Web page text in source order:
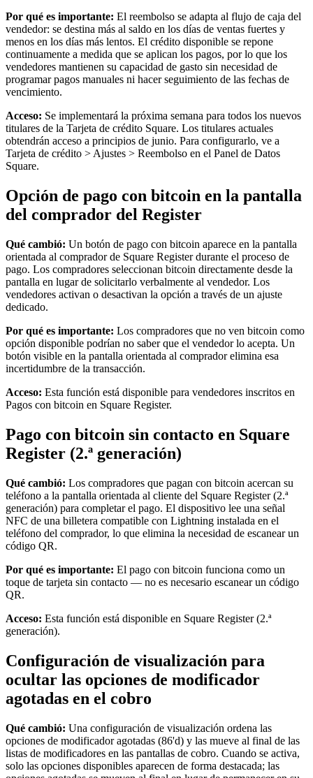
Tatuajes y piercings
Spa médico
Capacidades
Acepta pagos
Atrae nuevos clientes
Haz que tus clientes regresen
Programa y paga a tu equipo
Haz un seguimiento del rendimiento
Agrega fuentes de ingresos
Descubrir
Descripción general
Cambia a Square
Tipos
Hogar y comercio
Servicios automotrices
Transporte
Servicios profesionales
Servicios mascotas
Organizaciones y entidades sin fines de lucro
Servicios limpieza
Jardinería y actividades al aire libre
Diversión
Servicios de salud
Capacidades
Acepta pagos
Mantén todo organizado
Administra el flujo de caja
Destaca tu marca
Automatiza y ahorra tiempo
Haz que tus clientes regresen
Hardware
Por qué es importante: El reembolso se adapta al flujo de caja del
vendedor: se destina más al saldo en los días de ventas fuertes y
menos en los días más lentos. El crédito disponible se repone
continuamente a medida que se aplican los pagos, por lo que los
vendedores mantienen su capacidad de gasto sin necesidad de
programar pagos manuales ni hacer seguimiento de las fechas de
vencimiento.
Acceso: Se implementará la próxima semana para todos los nuevos
titulares de la Tarjeta de crédito Square. Los titulares actuales
obtendrán acceso a principios de junio. Para configurarlo, ve a
Tarjeta de crédito > Ajustes > Reembolso en el Panel de Datos
Square.
Opción de pago con bitcoin en la pantalla
del comprador del Register
Qué cambió: Un botón de pago con bitcoin aparece en la pantalla
orientada al comprador de Square Register durante el proceso de
pago. Los compradores seleccionan bitcoin directamente desde la
pantalla en lugar de solicitarlo verbalmente al vendedor. Los
vendedores activan o desactivan la opción a través de un ajuste
dedicado.
Por qué es importante: Los compradores que no ven bitcoin como
opción disponible podrían no saber que el vendedor lo acepta. Un
botón visible en la pantalla orientada al comprador elimina esa
incertidumbre de la transacción.
Acceso: Esta función está disponible para vendedores inscritos en
Pagos con bitcoin en Square Register.
Pago con bitcoin sin contacto en Square
Register (2.ª generación)
Qué cambió: Los compradores que pagan con bitcoin acercan su
teléfono a la pantalla orientada al cliente del Square Register (2.ª
generación) para completar el pago. El dispositivo lee una señal
NFC de una billetera compatible con Lightning instalada en el
teléfono del comprador, lo que elimina la necesidad de escanear un
código QR.
Por qué es importante: El pago con bitcoin funciona como un
toque de tarjeta sin contacto — no es necesario escanear un código
QR.
Acceso: Esta función está disponible en Square Register (2.ª
generación).
Configuración de visualización para
ocultar las opciones de modificador
agotadas en el cobro
Qué cambió: Una configuración de visualización ordena las
opciones de modificador agotadas (86'd) y las mueve al final de las
listas de modificadores en las pantallas de cobro. Cuando se activa,
solo las opciones disponibles aparecen de forma destacada; las